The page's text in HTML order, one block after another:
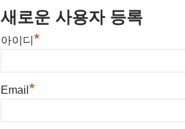
새로운 사용자 등록
아이디 *
Email *